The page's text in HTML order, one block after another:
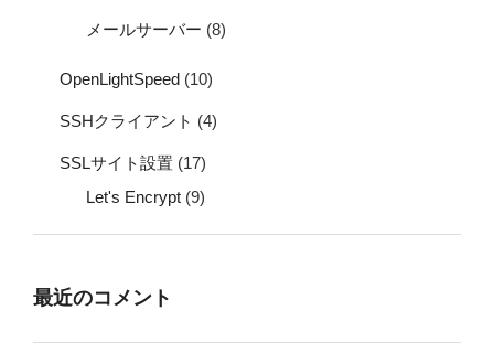
メールサーバー (8)
OpenLightSpeed (10)
SSHクライアント (4)
SSLサイト設置 (17)
Let's Encrypt (9)
最近のコメント